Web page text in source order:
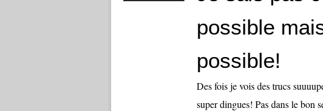
possible
possible!
Des fois je vois des trucs
super dingues! Pas dans le bon